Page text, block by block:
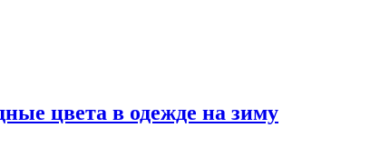
цвета в одежде на зиму